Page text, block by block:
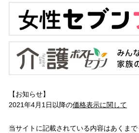
【お知らせ】
2021年4月1日以降の価格表示に関して
当サイトに記載されている内容はあくま